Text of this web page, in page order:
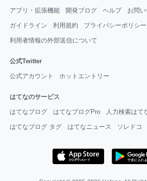
アプリ・拡張機能 開発ブログ ヘルプ お問
ガイドライン 利用規約 プライバシーポリシー
利用者情報の外部送信について
公式Twitter
公式アカウント ホットエントリー
はてなのサービス
はてなブログ はてなブログPro 人力検索はて
はてなブログ タグ はてなニュース ソレドコ